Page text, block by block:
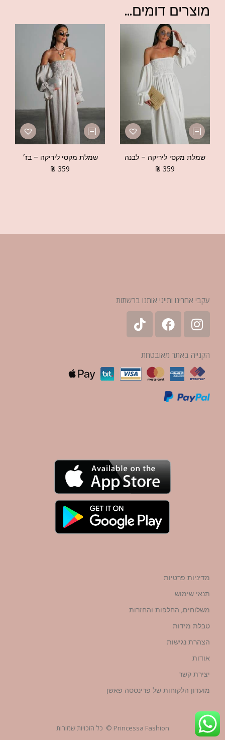
מוצרים דומים...
שמלת מקסי ליריקה – לבנה
₪ 359
שמלת מקסי ליריקה – בז׳
₪ 359
עקבי אחרינו ותייגי אותנו ברשתות
הקנייה באתר מאובטחת
מדיניות פרטיות
תנאי שימוש
משלוחים, החלפות והחזרות
טבלת מידות
הצהרת נגישות
אודות
יצירת קשר
מועדון הלקוחות של פרינססה פאשן